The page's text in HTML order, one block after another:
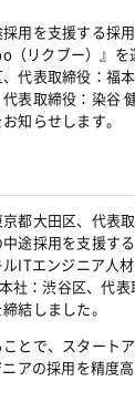
用を支援する採
（リクブー）』を
代表取締役：福
表取締役：染谷
知らせします。
都大田区、代表取
途採用を支援す
ITエンジニア人
社：渋谷区、代
結しました。
とで、スタート
アの採用を精度